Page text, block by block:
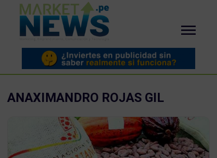
ANAXIMANDRO ROJAS GIL